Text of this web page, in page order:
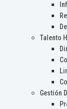
Talento
Gestión